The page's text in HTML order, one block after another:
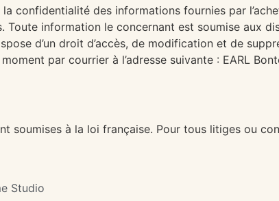
confidentialité des informations fournies par
Toute information le concernant est soumise aux
d’un droit d’accès, de modification et de
par courrier à l’adresse suivante : EARL
soumises à la loi française. Pour tous litiges ou
Studio